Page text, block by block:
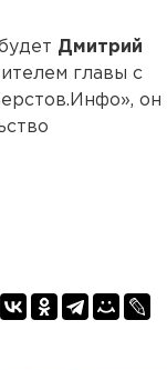
Дмитрий
главы с
он